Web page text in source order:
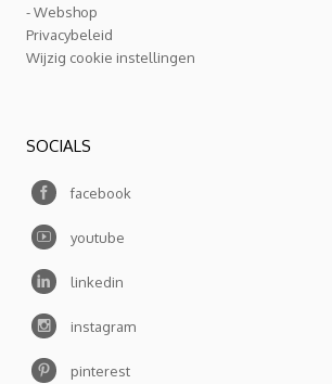
- Webshop
Privacybeleid
Wijzig cookie instellingen
SOCIALS
facebook
youtube
linkedin
instagram
pinterest